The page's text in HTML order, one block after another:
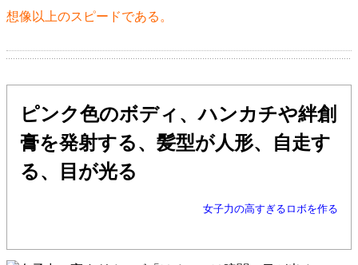
想像以上のスピードである。
ピンク色のボディ、ハンカチや絆創
膏を発射する、髪型が人形、自走す
る、目が光る
女子力の高すぎるロボを作る